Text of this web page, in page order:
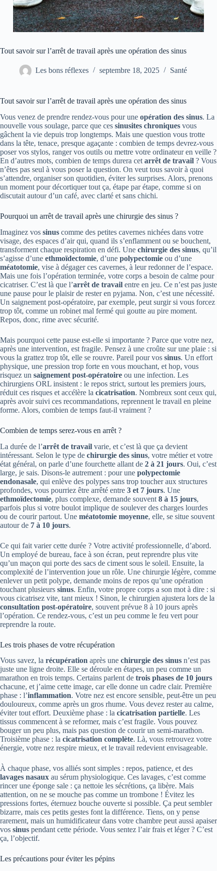
Tout savoir sur l’arrêt de travail après une opération des sinus
Les bons réflexes septembre 18, 2025 Santé
Tout savoir sur l’arrêt de travail après une opération des sinus
Vous venez de prendre rendez-vous pour une opération des sinus. La
nouvelle vous soulage, parce que ces sinusites chroniques vous
gâchent la vie depuis trop longtemps. Mais une question vous trotte
dans la tête, tenace, presque agaçante : combien de temps devrez-vous
poser vos stylos, ranger vos outils ou mettre votre ordinateur en veille ?
En d’autres mots, combien de temps durera cet arrêt de travail ? Vous
n’êtes pas seul à vous poser la question. On veut tous savoir à quoi
s’attendre, organiser son quotidien, éviter les surprises. Alors, prenons
un moment pour décortiquer tout ça, étape par étape, comme si on
discutait autour d’un café, avec clarté et sans chichi.
Pourquoi un arrêt de travail après une chirurgie des sinus ?
Imaginez vos sinus comme des petites cavernes nichées dans votre
visage, des espaces d’air qui, quand ils s’enflamment ou se bouchent,
transforment chaque respiration en défi. Une chirurgie des sinus, qu’il
s’agisse d’une ethmoïdectomie, d’une polypectomie ou d’une
méatotomie, vise à dégager ces cavernes, à leur redonner de l’espace.
Mais une fois l’opération terminée, votre corps a besoin de calme pour
cicatriser. C’est là que l’arrêt de travail entre en jeu. Ce n’est pas juste
une pause pour le plaisir de rester en pyjama. Non, c’est une nécessité.
Un saignement post-opératoire, par exemple, peut surgir si vous forcez
trop tôt, comme un robinet mal fermé qui goutte au pire moment.
Repos, donc, rime avec sécurité.
Mais pourquoi cette pause est-elle si importante ? Parce que votre nez,
après une intervention, est fragile. Pensez à une croûte sur une plaie : si
vous la grattez trop tôt, elle se rouvre. Pareil pour vos sinus. Un effort
physique, une pression trop forte en vous mouchant, et hop, vous
risquez un saignement post-opératoire ou une infection. Les
chirurgiens ORL insistent : le repos strict, surtout les premiers jours,
réduit ces risques et accélère la cicatrisation. Nombreux sont ceux qui,
après avoir suivi ces recommandations, reprennent le travail en pleine
forme. Alors, combien de temps faut-il vraiment ?
Combien de temps serez-vous en arrêt ?
La durée de l’arrêt de travail varie, et c’est là que ça devient
intéressant. Selon le type de chirurgie des sinus, votre métier et votre
état général, on parle d’une fourchette allant de 2 à 21 jours. Oui, c’est
large, je sais. Disons-le autrement : pour une polypectomie
endonasale, qui enlève des polypes sans trop toucher aux structures
profondes, vous pourriez être arrêté entre 3 et 7 jours. Une
ethmoïdectomie, plus complexe, demande souvent 8 à 15 jours,
parfois plus si votre boulot implique de soulever des charges lourdes
ou de courir partout. Une méatotomie moyenne, elle, se situe souvent
autour de 7 à 10 jours.
Ce qui fait varier cette durée ? Votre activité professionnelle, d’abord.
Un employé de bureau, face à son écran, peut reprendre plus vite
qu’un maçon qui porte des sacs de ciment sous le soleil. Ensuite, la
complexité de l’intervention joue un rôle. Une chirurgie légère, comme
enlever un petit polype, demande moins de repos qu’une opération
touchant plusieurs sinus. Enfin, votre propre corps a son mot à dire : si
vous cicatrisez vite, tant mieux ! Sinon, le chirurgien ajustera lors de la
consultation post-opératoire, souvent prévue 8 à 10 jours après
l’opération. Ce rendez-vous, c’est un peu comme le feu vert pour
reprendre la route.
Les trois phases de votre récupération
Vous savez, la récupération après une chirurgie des sinus n’est pas
juste une ligne droite. Elle se déroule en étapes, un peu comme un
marathon en trois temps. Certains parlent de trois phases de 10 jours
chacune, et j’aime cette image, car elle donne un cadre clair. Première
phase : l’inflammation. Votre nez est encore sensible, peut-être un peu
douloureux, comme après un gros rhume. Vous devez rester au calme,
éviter tout effort. Deuxième phase : la cicatrisation partielle. Les
tissus commencent à se reformer, mais c’est fragile. Vous pouvez
bouger un peu plus, mais pas question de courir un semi-marathon.
Troisième phase : la cicatrisation complète. Là, vous retrouvez votre
énergie, votre nez respire mieux, et le travail redevient envisageable.
À chaque phase, vos alliés sont simples : repos, patience, et des
lavages nasaux au sérum physiologique. Ces lavages, c’est comme
rincer une éponge sale : ça nettoie les sécrétions, ça libère. Mais
attention, on ne se mouche pas comme un trombone ! Évitez les
pressions fortes, éternuez bouche ouverte si possible. Ça peut sembler
bizarre, mais ces petits gestes font la différence. Tiens, on y pense
rarement, mais un humidificateur dans votre chambre peut aussi apaiser
vos sinus pendant cette période. Vous sentez l’air frais et léger ? C’est
ça, l’objectif.
Les précautions pour éviter les pépins